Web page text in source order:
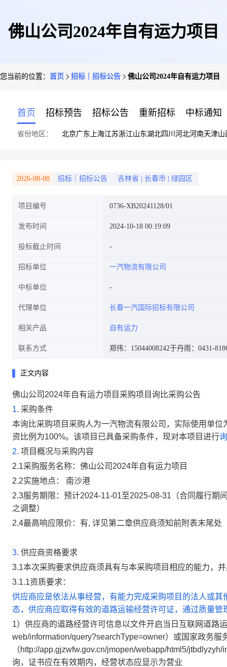
佛山公司2024年自有运力项目
您当前的位置： 首页 招标｜招标公告 佛山公司2024年自有运力项目
首页 招标预告 招标公告 重新招标 中标通知
省份地区： 北京广东 上海江苏浙江山东湖北四川 河北河南天津山
2026-08-08 招标｜招标公告 吉林省 长春市 绿园区
项目编号 0736-XB20241128/01
发布时间 2024-10-18 00:19:09
投标截止时间
招标单位 一汽物流有限公司
中标单位
代理单位 长春一汽国际招标有限公司
相关产品 自有运力
联系方式 郑伟：15044008242于丹雨：0431-
正文内容
佛山公司2024年自有运力项目 采购项目询比采购公告
1. 采购条件
本询比采购项目采购人为一汽物流有限公司 ，实际使用单位
资比例为100%。该项目已具备采购条件， 现对本项目进行
2. 项目概况与采购内容
2.1采购服务名称： 佛山公司2024年自有运力项目
2.2实施地点：
南沙港
2.3服务期限： 预计2024-11-01至2025-08-31（合同履行期
之调整）
2.4最高响应限价： 有, 详见第二章供应商须知前附表末尾处
3. 供应商资格要求
3.1本次采购要求供应商须具有与本采购项目相应的能力，
3.1.1资质要求：
供应商应是依法从事经营，有能力完成采购项目的法人或
态，供应商应取得有效的道路运输经营许可证，通过质量管
1）供应商的道路经营许可信息以文件开启当日互联网道路
web/information/query?searchType=owner）或国家政务服
（http://app.gjzwfw.gov.cn/jmopen/webapp/html5/
询，证书应在有效期内，经营状态应显示为营业